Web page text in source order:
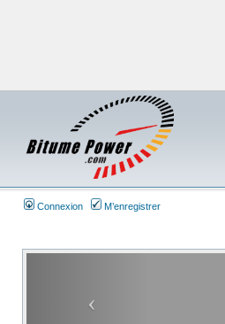
Connexion M’enregistrer